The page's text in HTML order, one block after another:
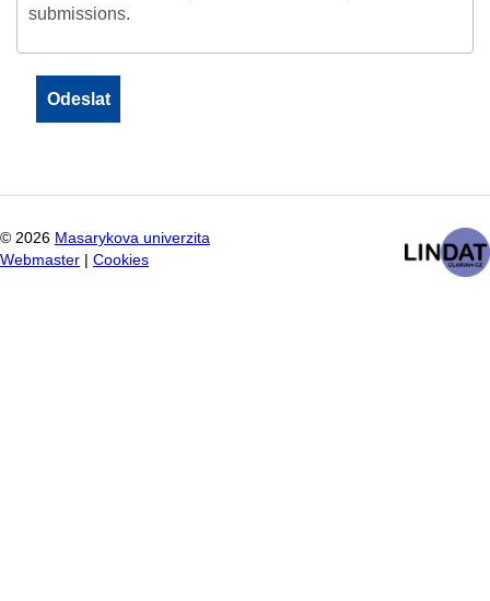
submissions.
© 2026 Masarykova univerzita
Webmaster
Cookies